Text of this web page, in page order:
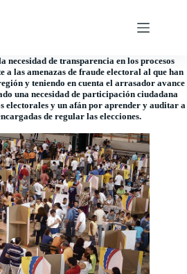
necesidad de transparencia en los procesos
a las amenazas de fraude electoral al que han
y teniendo en cuenta el arrasador avance
una necesidad de participación ciudadana
electorales y un afán por aprender y auditar a
de regular las elecciones.